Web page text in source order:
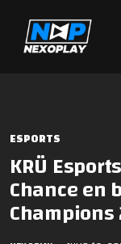
ESPORTS
KRÜ
Chance en